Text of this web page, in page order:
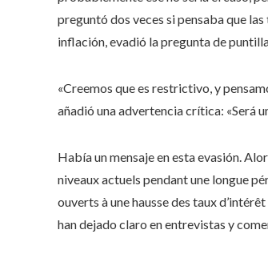
preguntó dos veces si pensaba que
inflación, evadió la pregunta de
«Creemos que es restrictivo, y
añadió una advertencia crítica: «Será
Había un mensaje en esta evasión.
niveaux actuels pendant une longue
ouverts à une hausse des taux
han dejado claro en entrevistas y